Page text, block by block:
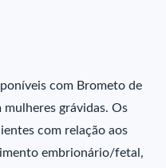
com Brometo de
mulheres grávidas. Os
com relação aos
embrionário/fetal,